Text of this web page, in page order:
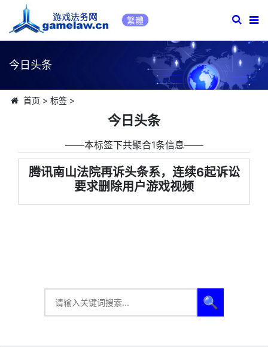
繁體
今日头条
首页 > 标签>
今日头条
――本标签下共聚合1条信息――
腾讯南山法院再诉头条系，连续6起诉讼
要求删除用户游戏视频
🔍